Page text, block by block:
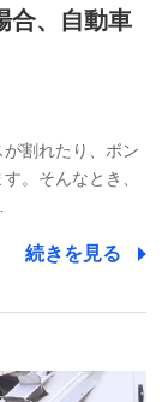
くは委託を受
する情報を提
うため
合、自動車
割れたり、ボン
。そんなとき、
続きを見る